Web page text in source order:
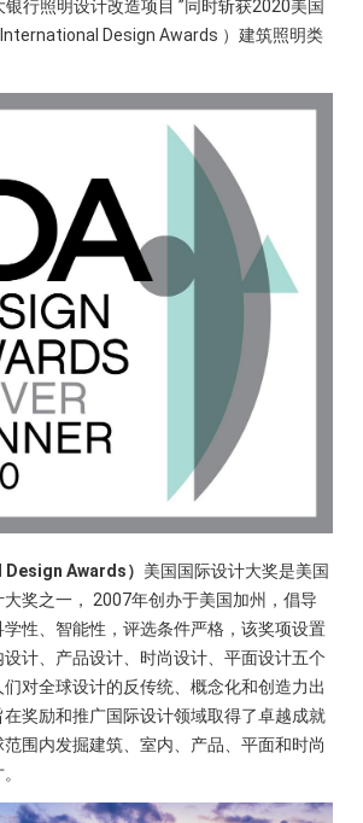
银行照明设计改造项目 ”同时斩获2020美国
International Design Awards ）建筑照明类
Awards） 美国国际设计大奖是美国
奖之一， 2007年创办于美国加州，倡导
性、智能性，评选条件严格，该奖项设置
计、产品设计、时尚设计、平面设计五个
对全球设计的反传统、概念化和创造力出
奖励和推广国际设计领域取得了卓越成就
围内发掘建筑、室内、产品、平面和时尚